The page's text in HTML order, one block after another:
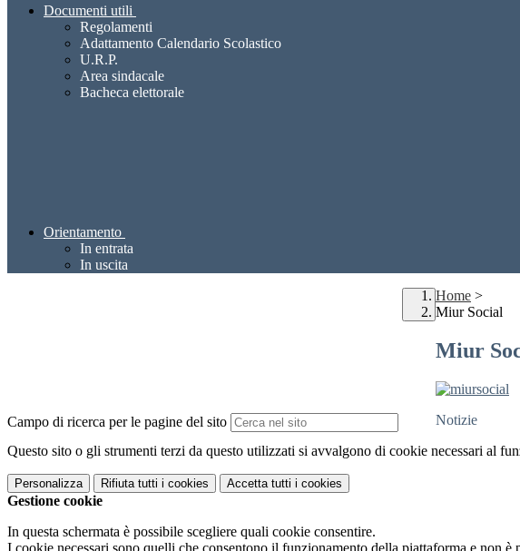
Documenti utili
Regolamenti
Adattamento Calendario Scolastico
U.R.P.
Area sindacale
Bacheca elettorale
Orientamento
In entrata
In uscita
Campo di ricerca per le pagine del sito
Home >
Miur Social
Miur
Notizie
Questo sito o gli strumenti terzi da questo utilizzati si avvalgono di cookie necessari al
Personalizza Rifiuta tutti i cookies Accetta tutti i cookies
Gestione cookie
In questa schermata è possibile scegliere quali cookie consentire.